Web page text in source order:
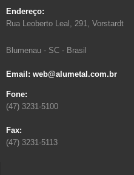
Endereço:
Rua Leoberto Leal, 291, Vorstardt
Blumenau - SC - Brasil
Email: web@alumetal.com.br
Fone:
(47) 3231-5100
Fax:
(47) 3231-5113